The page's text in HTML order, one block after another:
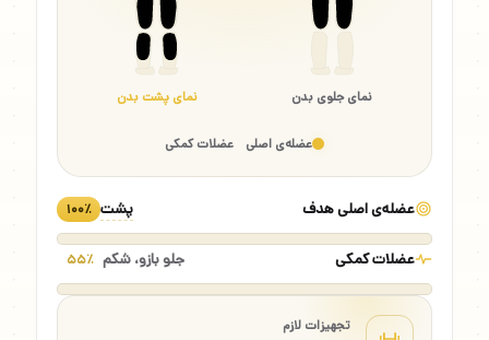
نمای جلوی بدن نمای پشت بدن
عضله‌ی اصلی عضلات کمکی
عضله‌ی اصلی هدف پشت ۱۰۰٪
عضلات کمکی جلو بازو، شکم ۵۵٪
تجهیزات لازم